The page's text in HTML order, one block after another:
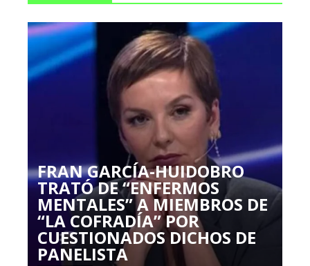
FRAN GARCÍA-HUIDOBRO
TRATÓ DE “ENFERMOS
MENTALES” A MIEMBROS DE
“LA COFRADÍA” POR
CUESTIONADOS DICHOS DE
PANELISTA